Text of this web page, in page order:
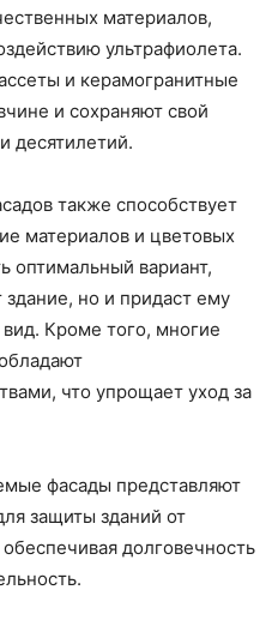
материалов,
ультрафиолета.
и керамогранитные
и сохраняют свой
десятилетий.
также способствует
материалов и цветовых
оптимальный вариант,
но и придаст ему
Кроме того, многие
что упрощает уход за
фасады представляют
защиты зданий от
долговечность